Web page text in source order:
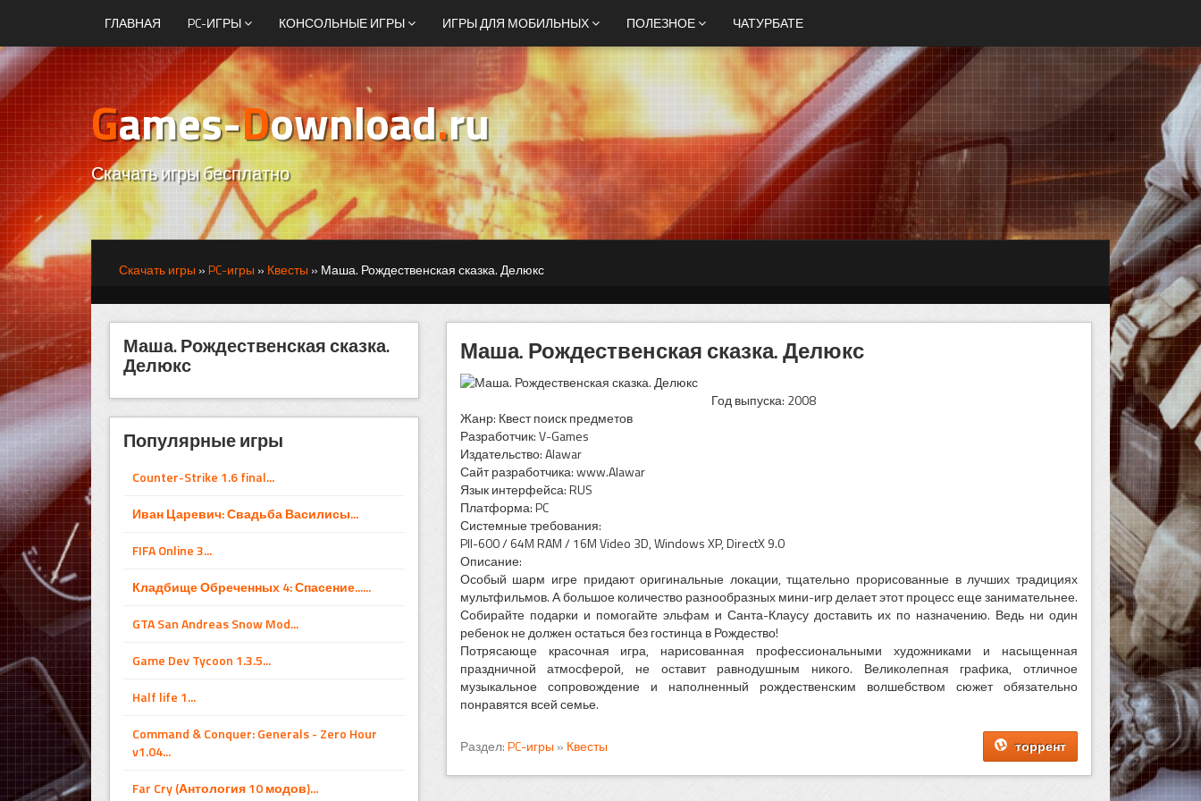
ГЛАВНАЯ PC-ИГРЫ КОНСОЛЬНЫЕ ИГРЫ ИГРЫ ДЛЯ МОБИЛЬНЫХ ПОЛЕЗНОЕ ЧАТУРБАТЕ
Games-Download.ru
Скачать игры бесплатно
Скачать игры »PC-игры » Квесты » Маша. Рождественская сказка. Делюкс
Маша. Рождественская сказка.
Делюкс
Популярные игры
Counter-Strike 1.6 final...
Иван Царевич: Свадьба Василисы...
FIFA Online 3...
Кладбище Обреченных 4: Спасение......
GTA San Andreas Snow Mod...
Game Dev Tycoon 1.3.5...
Half life 1...
Command & Conquer: Generals - Zero Hour
v1.04...
Far Cry (Антология 10 модов)...
Маша. Рождественская сказка. Делюкс
Год выпуска: 2008
Жанр: Квест поиск предметов
Разработчик: V-Games
Издательство: Alawar
Сайт разработчика: www.Alawar
Язык интерфейса: RUS
Платформа: PC
Системные требования:
PII-600 / 64M RAM / 16M Video 3D, Windows XP, DirectX 9.0
Описание:
Особый шарм игре придают оригинальные локации, тщательно прорисованные в лучших традициях
мультфильмов. А большое количество разнообразных мини-игр делает этот процесс еще занимательнее.
Собирайте подарки и помогайте эльфам и Санта-Клаусу доставить их по назначению. Ведь ни один
ребенок не должен остаться без гостинца в Рождество!
Потрясающе красочная игра, нарисованная профессиональными художниками и насыщенная
праздничной атмосферой, не оставит равнодушным никого. Великолепная графика, отличное
музыкальное сопровождение и наполненный рождественским волшебством сюжет обязательно
понравятся всей семье.
Раздел:PC-игры» Квесты торрент